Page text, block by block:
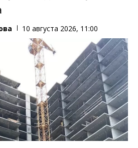
10 августа 2026, 11:00